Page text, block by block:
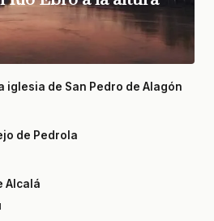
iglesia de San Pedro de Alagón
de Pedrola
Alcalá